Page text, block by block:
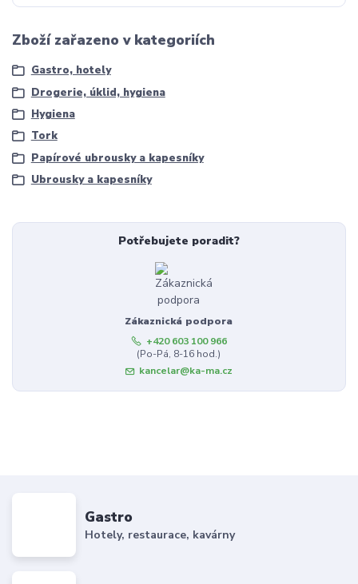
Zboží zařazeno v kategoriích
Gastro, hotely
Drogerie, úklid, hygiena
Hygiena
Tork
Papírové ubrousky a kapesníky
Ubrousky a kapesníky
Potřebujete poradit?
Zákaznická podpora
+420 603 100 966
(Po-Pá, 8-16 hod.)
kancelar@ka-ma.cz
Gastro
Hotely, restaurace, kavárny